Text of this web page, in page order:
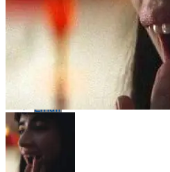
Whatsapp
Whatsapp
Email